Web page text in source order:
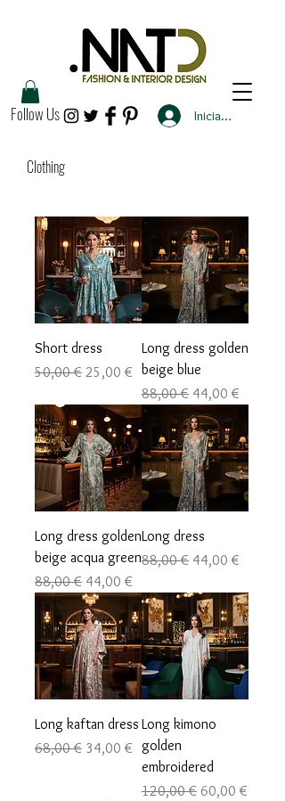
Follow Us Iniciar sesión
Clothing
Short dress
Precio
50,00 € Precio de oferta
25,00 €
Long dress golden
beige blue
Precio
88,00 € Precio de oferta
44,00 €
Long dress golden
beige acqua green
Precio
88,00 € Precio de oferta
44,00 €
Long dress
Precio
88,00 € Precio de oferta
44,00 €
Long kaftan dress
Precio
68,00 € Precio de oferta
34,00 €
Long kimono
golden
embroidered
Precio
120,00 € Precio de oferta
60,00 €